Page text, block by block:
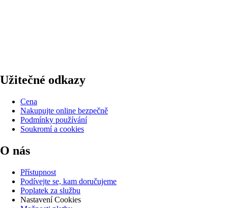
Užitečné odkazy
Cena
Nakupujte online bezpečně
Podmínky používání
Soukromí a cookies
O nás
Přístupnost
Podívejte se, kam doručujeme
Poplatek za službu
Nastavení Cookies